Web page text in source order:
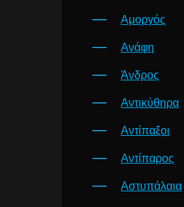
Αμοργός
Ανάφη
Άνδρος
Αντικύθηρα
Αντίπαξοι
Αντίπαρος
Αστυπάλαια